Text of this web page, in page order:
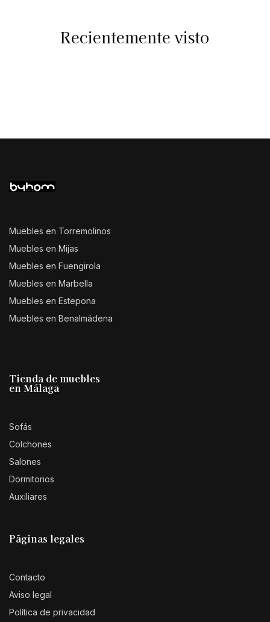
Recientemente visto
Muebles en Torremolinos
Muebles en Mijas
Muebles en Fuengirola
Muebles en Marbella
Muebles en Estepona
Muebles en Benalmádena
Tienda de muebles
en Málaga
Sofás
Colchones
Salones
Dormitorios
Auxiliares
Páginas legales
Contacto
Aviso legal
Política de privacidad